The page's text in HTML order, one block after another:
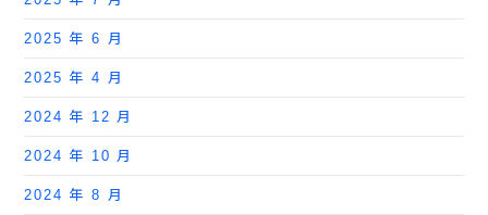
2025 年 6 月
2025 年 4 月
2024 年 12 月
2024 年 10 月
2024 年 8 月